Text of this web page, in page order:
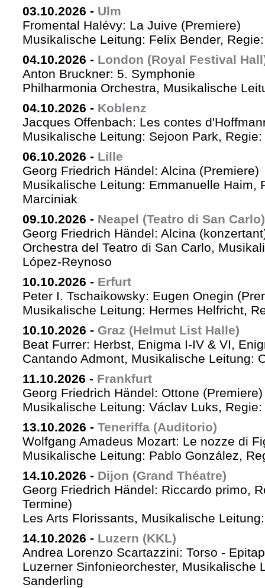
03.10.2026 - Ulm
Fromental Halévy: La Juive (Premiere)
Musikalische Leitung: Felix Bender,
04.10.2026 - London (Royal Festival
Anton Bruckner: 5. Symphonie
Philharmonia Orchestra, Musikalische
04.10.2026 - Koblenz
Jacques Offenbach: Les contes
Musikalische Leitung: Sejoon Park,
06.10.2026 - Lille
Georg Friedrich Händel: Alcina (Premiere)
Musikalische Leitung: Emmanuelle Haim,
Marciniak
09.10.2026 - Neapel (Teatro di San Carlo)
Georg Friedrich Händel: Alcina
Orchestra del Teatro di San Carlo,
López-Reynoso
10.10.2026 - Erfurt
Peter I. Tschaikowsky: Eugen Onegin
Musikalische Leitung: Hermes Helfricht,
10.10.2026 - Graz (Helmut List Halle)
Beat Furrer: Herbst, Enigma I-IV & VI,
Cantando Admont, Musikalische Leitung:
11.10.2026 - Frankfurt
Georg Friedrich Händel: Ottone (Premiere)
Musikalische Leitung: Václav Luks,
13.10.2026 - Teneriffa (Auditorio)
Wolfgang Amadeus Mozart: Le nozze di
Musikalische Leitung: Pablo González,
14.10.2026 - Dijon (Grand Théatre)
Georg Friedrich Händel: Riccardo primo,
Termine)
Les Arts Florissants, Musikalische
14.10.2026 - Luzern (KKL)
Andrea Lorenzo Scartazzini: Torso -
Luzerner Sinfonieorchester, Musikalische
Sanderling